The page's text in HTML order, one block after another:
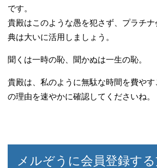
です。
貴殿はこのような愚を犯さず、プラチ
典は大いに活用しましょう。
聞くは一時の恥、聞かぬは一生の恥。
貴殿は、私のように無駄な時間を費や
の理由を速やかに確認してくださいね。
メルぞうに会員登録す